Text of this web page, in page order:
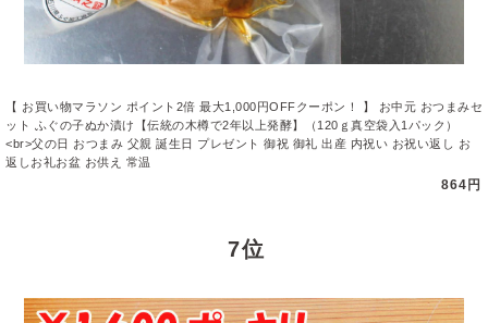
【 お買い物マラソン ポイント2倍 最大1,000円OFFクーポン！ 】 お中元 おつまみセ
ット ふぐの子ぬか漬け【伝統の木樽で2年以上発酵】（120ｇ真空袋入1パック）
<br>父の日 おつまみ 父親 誕生日 プレゼント 御祝 御礼 出産 内祝い お祝い返し お
返しお礼お盆 お供え 常温
864円
7 位